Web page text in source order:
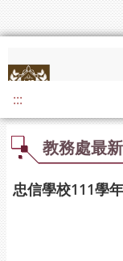
:::
教務處最
忠信學校111學